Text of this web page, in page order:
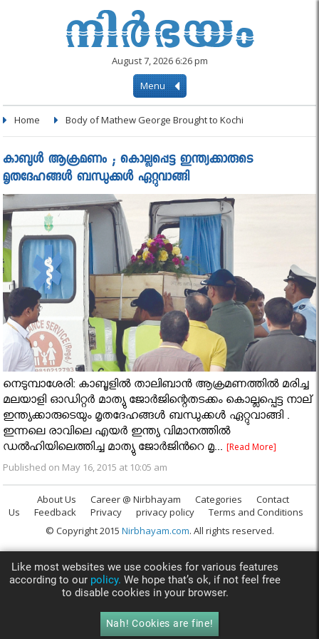
August 7, 2026 6:26 pm
Menu
Home Body of Mathew George Brought to Kochi
കാബുൾ ആക്രമണം ; കൊല്ലപ്പെട്ട ഇന്ത്യക്കാരുടെ
മൃതദേഹങ്ങൾ ബന്ധുക്കൾ ഏറ്റുവാങ്ങി
നെടുമ്പാശേരി: കാബൂളില്‍ താലിബാന്‍ ആക്രമണത്തില്‍ മരിച്ച
മലയാളി ഓഡിറ്റര്‍ മാത്യു ജോര്‍ജിന്റെതടക്കം കൊല്ലപ്പെട്ട നാല്
ഇന്ത്യക്കാരുടെയും മൃതദേഹങ്ങൾ ബന്ധുക്കൾ ഏറ്റുവാങ്ങി .
ഇന്നലെ രാവിലെ എയര്‍ ഇന്ത്യ വിമാനത്തില്‍
ഡല്‍ഹിയിലെത്തിച്ച മാത്യു ജോര്‍ജിന്‍റെ മൃ...[Read More]
Published on May 16, 2015 at 10:05 am
About Us Career @ Nirbhayam Categories
Contact
Us
Feedback Privacy privacy policy
Terms and Conditions
© Copyright 2015 Nirbhayam.com. All rights reserved.
Like most websites we use cookies for various features
according to our policy. We hope that’s ok, if not feel free
to disable cookies in your browser.
Nah! Cookies are fine!